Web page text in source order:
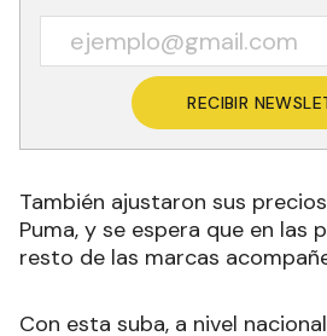
RECIBIR
También ajustaron sus
Puma, y se espera que en las
resto de las marcas
Con esta suba, a nivel